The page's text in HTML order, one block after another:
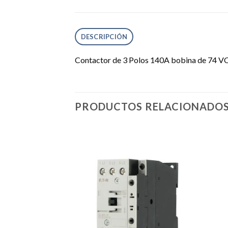
DESCRIPCIÓN
Contactor de 3 Polos 140A bobina de 74
PRODUCTOS